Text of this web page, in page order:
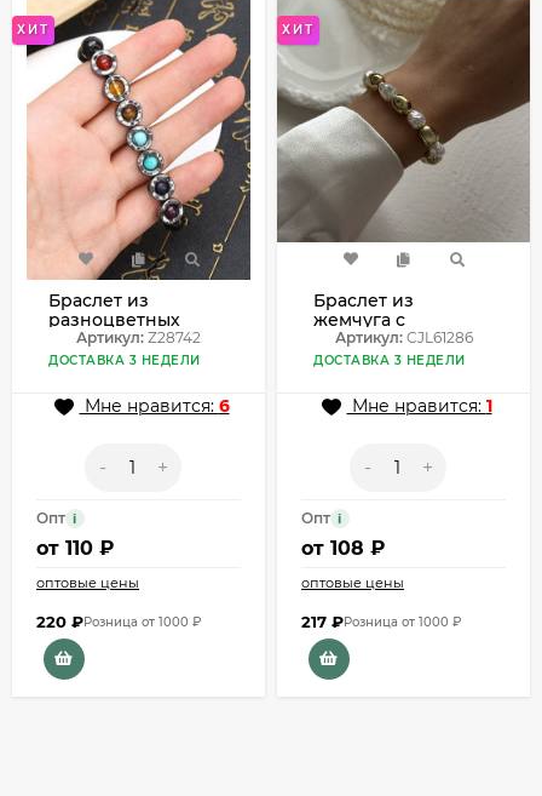
ХИТ
Браслет из
разноцветных
бусин талисман
Z28742
Артикул: Z28742
ДОСТАВКА 3 НЕДЕЛИ
Мне нравится: 6
- +
Опт i
от 110 ₽
оптовые цены
220 ₽Розница от 1000 ₽
ХИТ
Браслет из
жемчуга с
золотистыми
дисками CJL61286
Артикул:CJL61286
ДОСТАВКА 3 НЕДЕЛИ
Мне нравится: 1
- +
Опт i
от 108 ₽
оптовые цены
217 ₽Розница от 1000 ₽